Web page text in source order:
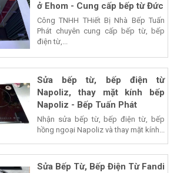
ở Ehom - Cung cấp bếp từ Đức
Công TNHH THiết Bị Nhà Bếp Tuấn
Phát chuyên cung cấp bếp từ, bếp
điện từ,...
Sửa bếp từ, bếp điện từ
Napoliz, thay mặt kính bếp
Napoliz - Bếp Tuấn Phát
Nhận sửa bếp từ, bếp điện từ, bếp
hồng ngoại Napoliz và thay mặt kính...
Sửa Bếp Từ, Bếp Điện Từ Fandi